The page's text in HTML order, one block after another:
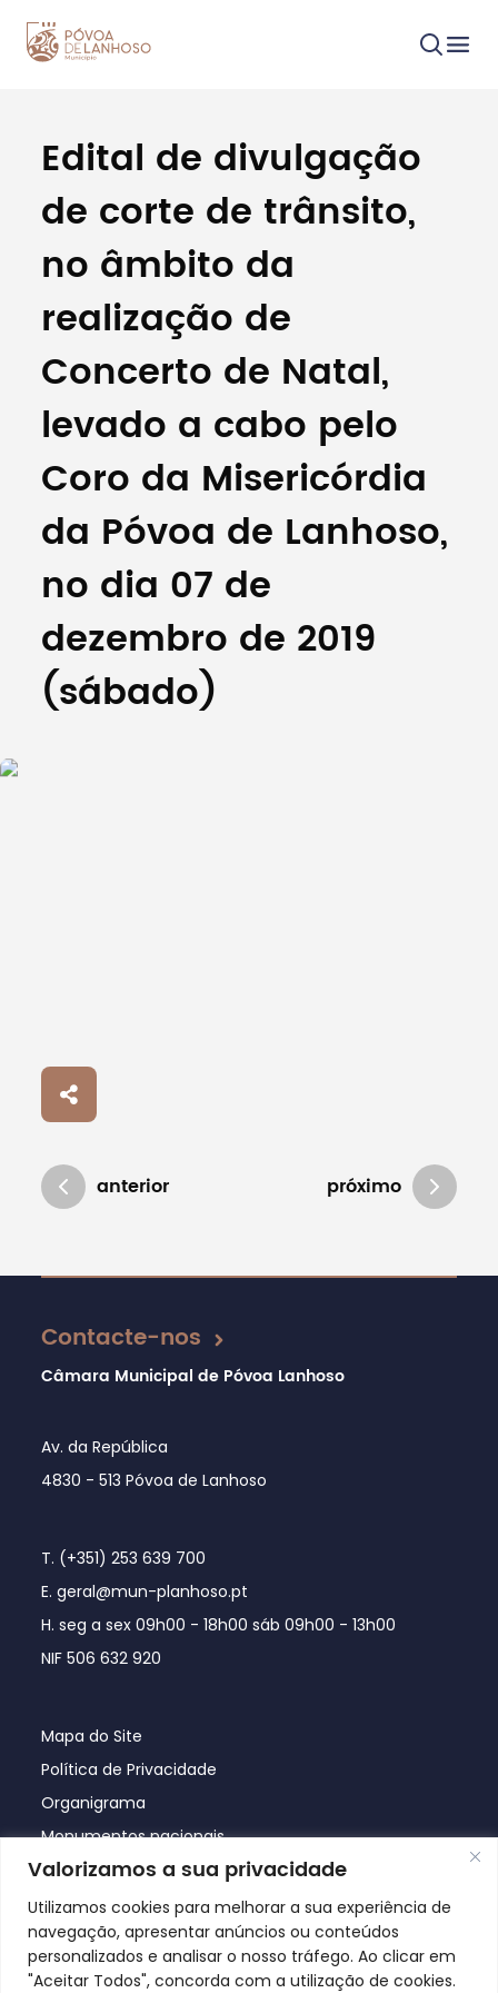
Valorizamos a sua privacidade
Utilizamos cookies para melhorar a sua experiência de
navegação, apresentar anúncios ou conteúdos
personalizados e analisar o nosso tráfego. Ao clicar em
"Aceitar Todos", concorda com a utilização de cookies.
Procurar
Tipo de conteúdo
Filtros
Edital de divulgação
de corte de trânsito,
no âmbito da
realização de
Concerto de Natal,
levado a cabo pelo
Coro da Misericórdia
da Póvoa de Lanhoso,
no dia 07 de
dezembro de 2019
(sábado)
anterior próximo
Atualizado em 06/12/2019
Contacte-nos
Câmara Municipal de Póvoa Lanhoso
Av. da República
4830 - 513 Póvoa de Lanhoso
T. (+351) 253 639 700
E. geral@mun-planhoso.pt
H. seg a sex 09h00 - 18h00 sáb 09h00 - 13h00
NIF 506 632 920
Mapa do Site
Política de Privacidade
Organigrama
Monumentos nacionais